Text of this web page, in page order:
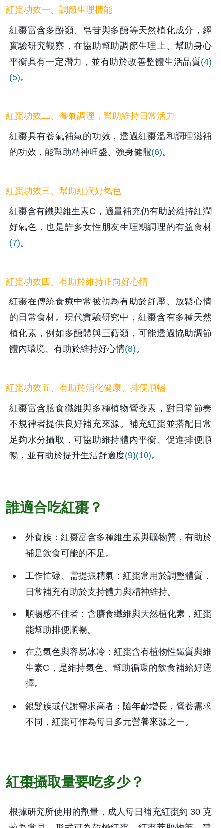
紅棗功效一、調節生理機能
紅棗富含多酚類、皂苷與多醣等天然植化成分，經
實驗研究觀察，在協助幫助調節生理上、幫助身心
平衡具有一定潛力，並有助於改善整體生活品質(4)
(5)。
紅棗功效二、養氣調理，幫助維持日常活力
紅棗具有養氣補氣的功效，透過紅棗溫和調理滋補
的功效，能幫助精神旺盛、強身健體(6)。
紅棗功效三、幫助紅潤好氣色
紅棗含有鐵與維生素C，適量補充仍有助於維持紅潤
好氣色，也是許多女性朋友生理期調理的有益食材
(7)。
紅棗功效四、有助於維持正向好心情
紅棗在傳統食療中常被視為有助於舒壓、放鬆心情
的日常食材。現代實驗研究中，紅棗含有多種天然
植化素，例如多醣體與三萜類，可能透過協助調節
體內環境、有助於維持好心情(8)。
紅棗功效五、有助於消化健康、排便順暢
紅棗富含膳食纖維與多種植物營養素，對日常節奏
不規律者提供良好補充來源。補充紅棗並搭配日常
足夠水分攝取，可協助維持體內平衡、促進排便順
暢，並有助於提升生活舒適度(9)(10)。
誰適合吃紅棗？
外食族：紅棗富含多種維生素與礦物質，有助於
補足飲食可能的不足。
工作忙碌、需提振精氣：紅棗常用於調整體質，
日常補充有助於支持體力與精神維持。
順暢感不佳者：含膳食纖維與天然植化素，紅棗
能幫助排便順暢。
在意氣色與容易冰冷：紅棗含有植物性鐵質與維
生素C，是維持氣色、幫助循環的飲食補給好選
擇。
銀髮族或代謝需求高者：隨年齡增長，營養需求
不同，紅棗可作為每日多元營養來源之一。
紅棗攝取量要吃多少？
根據研究所使用的劑量，成人每日補充紅棗約 30 克